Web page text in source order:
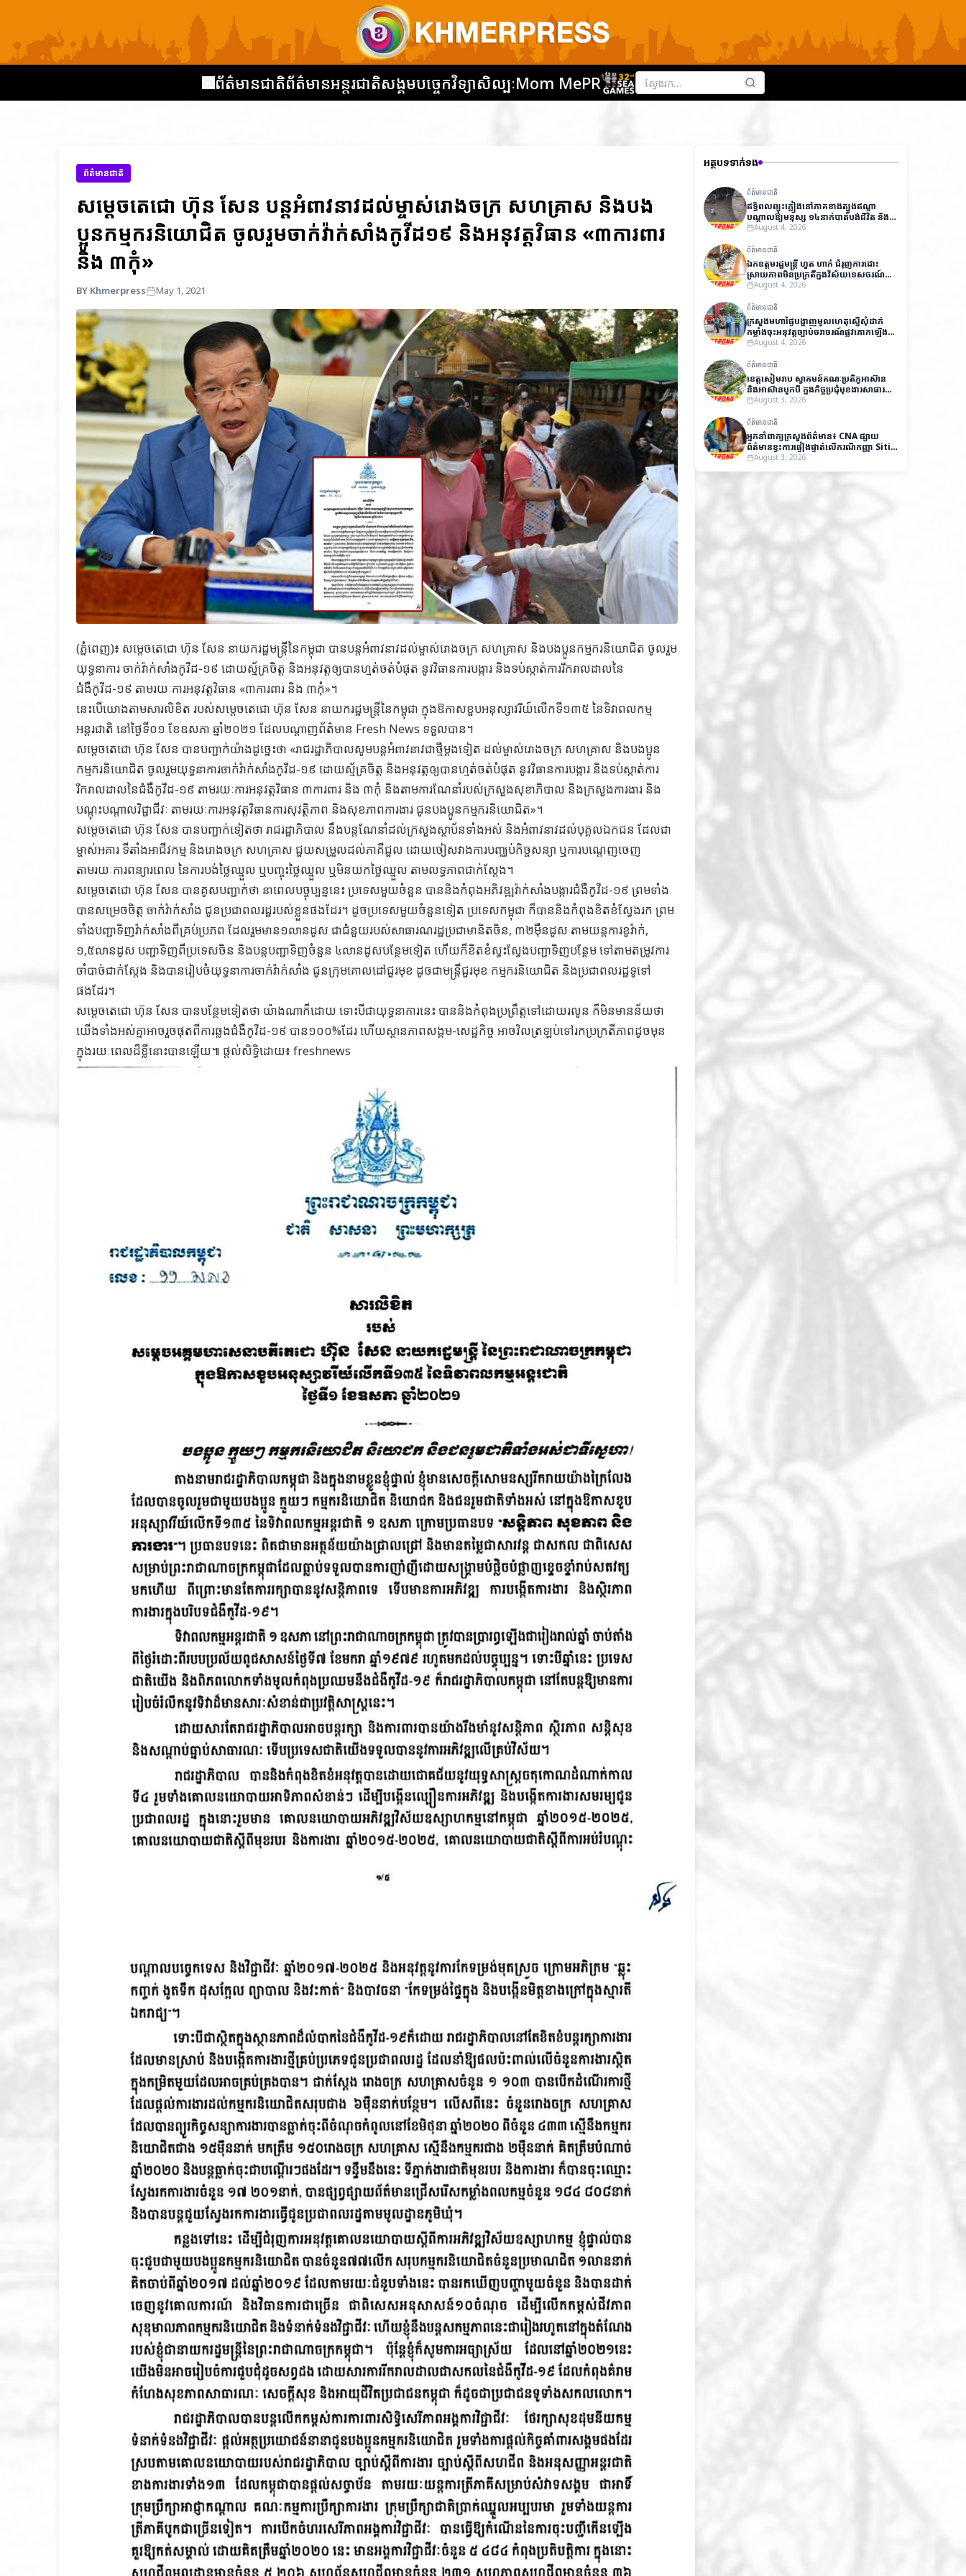
ព័ត៌មានជាតិព័ត៌មានអន្តរជាតិសង្គមបច្ចេកវិទ្យាសិល្បៈMom MePR
ព័ត៌មានជាតិ
សម្ដេចតេជោ ហ៊ុន សែន បន្តអំពាវនាវដល់ម្ចាស់រោងចក្រ សហគ្រាស និងបង
ប្អូនកម្មករនិយោជិត ចូលរួមចាក់វ៉ាក់សាំងកូវីដ១៩ និងអនុវត្តវិធាន «៣ការពារ
និង ៣កុំ»
BY Khmerpress May 1, 2021
(ភ្នំពេញ)៖ សម្ដេចតេជោ ហ៊ុន សែន នាយករដ្ឋមន្ដ្រីនៃកម្ពុជា បានបន្តអំពាវនាវដល់ម្ចាស់រោងចក្រ សហគ្រាស និងបងប្អូនកម្មករនិយោជិត ចូលរួម
យុទ្ធនាការ ចាក់វ៉ាក់សាំងកូវីដ-១៩ ដោយស្ម័គ្រចិត្ត និងអនុវត្តឲ្យបានហ្មត់ចត់បំផុត នូវវិធានការបង្ការ និងទប់ស្កាត់ការរីករាលដាលនៃ
ជំងឺកូវីដ-១៩ តាមរយៈការអនុវត្តវិធាន «៣ការពារ និង ៣កុំ»។
នេះបើយោងតាមសារលិខិត របស់សម្ដេចតេជោ ហ៊ុន សែន នាយករដ្ឋមន្ត្រីនៃកម្ពុជា ក្នុងឱកាសខួបអនុស្សាវរីយ៍លើកទី១៣៥ នៃទិវាពលកម្ម
អន្តរជាតិ នៅថ្ងៃទី០១ ខែឧសភា ឆ្នាំ២០២១ ដែលបណ្ដាញព័ត៌មាន Fresh News ទទួលបាន។
សម្ដេចតេជោ ហ៊ុន សែន បានបញ្ជាក់យ៉ាងដូច្នេះថា «រាជរដ្ឋាភិបាលសូមបន្តអំពាវនាវជាថ្មីម្តងទៀត ដល់ម្ចាស់រោងចក្រ សហគ្រាស និងបងប្អូន
កម្មករនិយោជិត ចូលរួមយុទ្ធនាការចាក់វ៉ាក់សាំងកូវីដ-១៩ ដោយស្ម័គ្រចិត្ត និងអនុវត្តឲ្យបានហ្មត់ចត់បំផុត នូវវិធានការបង្ការ និងទប់ស្កាត់ការ
រីករាលដាលនៃជំងឺកូវីដ-១៩ តាមរយៈការអនុវត្តវិធាន ៣ការពារ និង ៣កុំ និងតាមការណែនាំរបស់ក្រសួងសុខាភិបាល និងក្រសួងការងារ និង
បណ្តុះបណ្តាលវិជ្ជាជីវៈ តាមរយៈការអនុវត្តវិធានការសុវត្ថិភាព និងសុខភាពការងារ ជូនបងប្អូនកម្មករនិយោជិត»។
សម្ដេចតេជោ ហ៊ុន សែន បានបញ្ជាក់ទៀតថា រាជរដ្ឋាភិបាល នឹងបន្តណែនាំដល់ក្រសួងស្ថាប័នទាំងអស់ និងអំពាវនាវដល់បុគ្គលឯកជន ដែលជា
ម្ចាស់អគារ ទីតាំងអាជីវកម្ម និងរោងចក្រ សហគ្រាស ជួយសម្រួលដល់ភាគីជួល ដោយចៀសវាងការបញ្ឈប់កិច្ចសន្យា ឬការបណ្តេញចេញ
តាមរយៈការពន្យារពេល នៃការបង់ថ្លៃឈ្នួល ឬបញ្ចុះថ្លៃឈ្នួល ឬមិនយកថ្លៃឈ្នួល តាមលទ្ធភាពជាក់ស្តែង។
សម្ដេចតេជោ ហ៊ុន សែន បានគូសបញ្ជាក់ថា នាពេលបច្ចុប្បន្ននេះ ប្រទេសមួយចំនួន បាននិងកំពុងអភិវឌ្ឍវ៉ាក់សាំងបង្ការជំងឺកូវីដ-១៩ ព្រមទាំង
បានសម្រេចចិត្ត ចាក់វ៉ាក់សាំង ជូនប្រជាពលរដ្ឋរបស់ខ្លួនផងដែរ។ ដូចប្រទេសមួយចំនួនទៀត ប្រទេសកម្ពុជា ក៏បាននិងកំពុងខិតខំស្វែងរក ព្រម
ទាំងបញ្ជាទិញវ៉ាក់សាំងពីគ្រប់ប្រភព ដែលរួមមាន១លានដូស ជាជំនួយរបស់សាធារណរដ្ឋប្រជាមានិតចិន, ៣២ម៉ឺនដូស តាមយន្តការខូវ៉ាក់,
១,៥លានដូស បញ្ជាទិញពីប្រទេសចិន និងបន្តបញ្ជាទិញចំនួន ៤លានដូសបន្ថែមទៀត ហើយក៏ខិតខំស្វះស្វែងបញ្ជាទិញបន្ថែម ទៅតាមតម្រូវការ
ចាំបាច់ជាក់ស្តែង និងបានរៀបចំយុទ្ធនាការចាក់វ៉ាក់សាំង ជូនក្រុមគោលដៅជួរមុខ ដូចជាមន្ត្រីជួរមុខ កម្មករនិយោជិត និងប្រជាពលរដ្ឋទូទៅ
ផងដែរ។
សម្ដេចតេជោ ហ៊ុន សែន បានបន្ថែមទៀតថា យ៉ាងណាក៏ដោយ ទោះបីជាយុទ្ធនាការនេះ បាននិងកំពុងប្រព្រឹត្តទៅដោយរលូន ក៏មិនមានន័យថា
យើងទាំងអស់គ្នាអាចរួចផុតពីការឆ្លងជំងឺកូវីដ-១៩ បាន១០០%ដែរ ហើយស្ថានភាពសង្គម-សេដ្ឋកិច្ច អាចវិលត្រឡប់ទៅរកប្រក្រតីភាពដូចមុន
ក្នុងរយៈពេលដ៏ខ្លីនោះបានឡើយ៕ ផ្តល់សិទ្ធិដោយ៖ freshnews
អត្ថបទទាក់ទង
ព័ត៌មានជាតិ
ឥទ្ធិពលព្យុះភ្លៀងនៅភាគខាងត្បូងឥណ្ឌា
បណ្តាលឱ្យមនុស្ស ១៤នាក់បាត់បង់ជីវិត និង
ជាង ៧,០០០នាក់ត្រូវជម្លៀសខ្លួនជាបន្ទាន់
August 4, 2026
ព័ត៌មានជាតិ
ឯកឧត្តមរដ្ឋមន្ត្រី ហួត ហាក់ ជំរុញការដោះ
ស្រាយភាពមិនប្រក្រតីក្នុងវិស័យទេសចរណ៍
ដើម្បីលើកកម្ពស់ប្រសិទ្ធភាពការងារ និងការ
August 4, 2026
ព័ត៌មានជាតិ
ក្រសួងមហាផ្ទៃបង្ហាញមូលហេតុស្នើសុំដាក់
កម្លាំងចុះអនុវត្តច្បាប់ចរាចរណ៍ផ្លូវគោកឡើង
វិញAugust 4, 2026
ព័ត៌មានជាតិ
ខេត្តសៀមរាប ស្វាគមន៍គណៈប្រតិភូអាស៊ាន
និងអាស៊ានបូកបី ក្នុងកិច្ចប្រជុំមុខងារសាធារណៈ
និងវេទិកាស្តីពីអភិបាលកិច្ចល្អ
August 3, 2026
ព័ត៌មានជាតិ
អ្នកនាំពាក្យក្រសួងព័ត៌មាន៖ CNA ផ្សាយ
ព័ត៌មានខ្វះការផ្ទៀងផ្ទាត់លើករណីកញ្ញា Siti
Aishah បង្កឱ្យមានការយល់ច្រឡំ និងប៉ះ
August 3, 2026